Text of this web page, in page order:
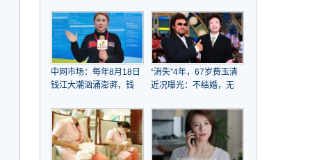
02月08日成功上线
中网市场：每年8月18日
钱江大潮汹涌澎湃，钱
COTV全球直播
“消失”4年，67岁费玉清
近况曝光：不结婚，无
债，资产超20亿，一条
皮带用15年不舍换